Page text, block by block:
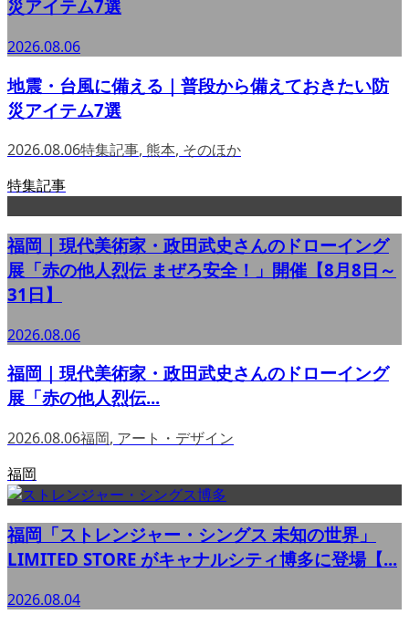
災アイテム7選
2026.08.06
地震・台風に備える｜普段から備えておきたい防
災アイテム7選
2026.08.06特集記事, 熊本, そのほか
特集記事
福岡｜現代美術家・政田武史さんのドローイング
展「赤の他人烈伝 まぜろ安全！」開催【8月8日～
31日】
2026.08.06
福岡｜現代美術家・政田武史さんのドローイング
展「赤の他人烈伝...
2026.08.06福岡, アート・デザイン
福岡
福岡「ストレンジャー・シングス 未知の世界」
LIMITED STORE がキャナルシティ博多に登場【...
2026.08.04